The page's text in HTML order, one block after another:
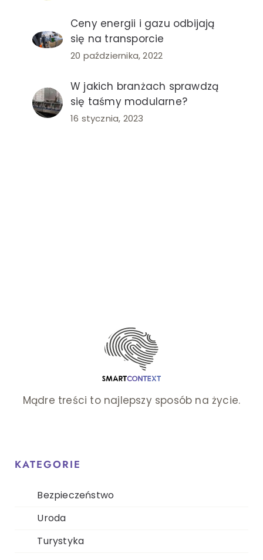
Ceny energii i gazu odbijają
się na transporcie
20 października, 2022
W jakich branżach sprawdzą
się taśmy modularne?
16 stycznia, 2023
Mądre treści to najlepszy sposób na życie.
KATEGORIE
Bezpieczeństwo
Uroda
Turystyka